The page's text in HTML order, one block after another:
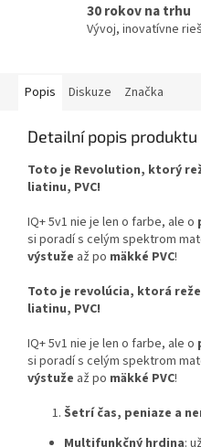
30 rokov na trhu
Vývoj, inovatívne
Popis Diskuze Značka
Detailní popis produktu
Toto je Revolution, ktorý
liatinu, PVC!
IQ+ 5v1 nie je len o farbe, ale o
si poradí s celým spektrom
výstuže až po mäkké PVC!
Toto je revolúcia, ktorá
liatinu, PVC!
IQ+ 5v1 nie je len o farbe, ale o
si poradí s celým spektrom
výstuže až po mäkké PVC!
Šetrí čas, peniaze a
Multifunkčný hrdina: